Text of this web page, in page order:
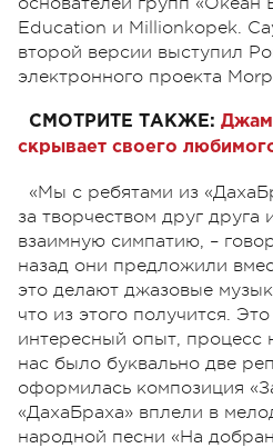
Education и Millionkopek.
второй версии выступил
электронного проекта
СМОТРИТЕ ТАКЖЕ:
скрывает своего
«Мы с ребятами из
за творчеством друг друга
взаимную симпатию, –
назад они предложили
это делают джазовые
что из этого получится.
интересный опыт, процесс
нас было буквально две
оформилась композиция
«ДахаБраха» вплели в
народной песни «На